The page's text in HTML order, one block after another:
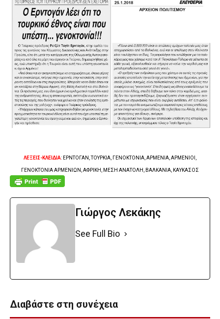
ΛΕΞΕΙΣ-ΚΛΕΙΔΙΑ: ΕΡΝΤΟΓΑΝ, ΤΟΥΡΚΙΑ, ΓΕΝΟΚΤΟΝΙΑ, ΑΡΜΕΝΙΑ, ΑΡΜΕΝΙΟΙ,
ΓΕΝΟΚΤΟΝΙΑ ΑΡΜΕΝΙΩΝ, ΑΦΡΙΚΗ, ΜΕΣΗ ΑΝΑΤΟΛΗ, ΒΑΛΚΑΝΙΑ, ΚΑΥΚΑΣΟΣ
Γιώργος Λεκάκης
See Full Bio
Διαβάστε στη συνέχεια